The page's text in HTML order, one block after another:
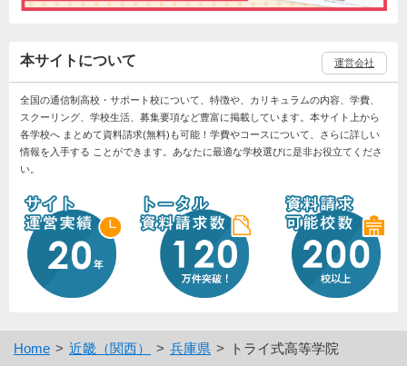
本サイトについて 運営会社
全国の通信制高校・サポート校について、特徴や、カリキュラムの内容、学費、
スクーリング、学校生活、募集要項など豊富に掲載しています。本サイト上から
各学校へ まとめて資料請求(無料)も可能！学費やコースについて、さらに詳しい
情報を入手する ことができます。あなたに最適な学校選びに是非お役立てくださ
い。
Home 近畿（関西） 兵庫県 トライ式高等学院